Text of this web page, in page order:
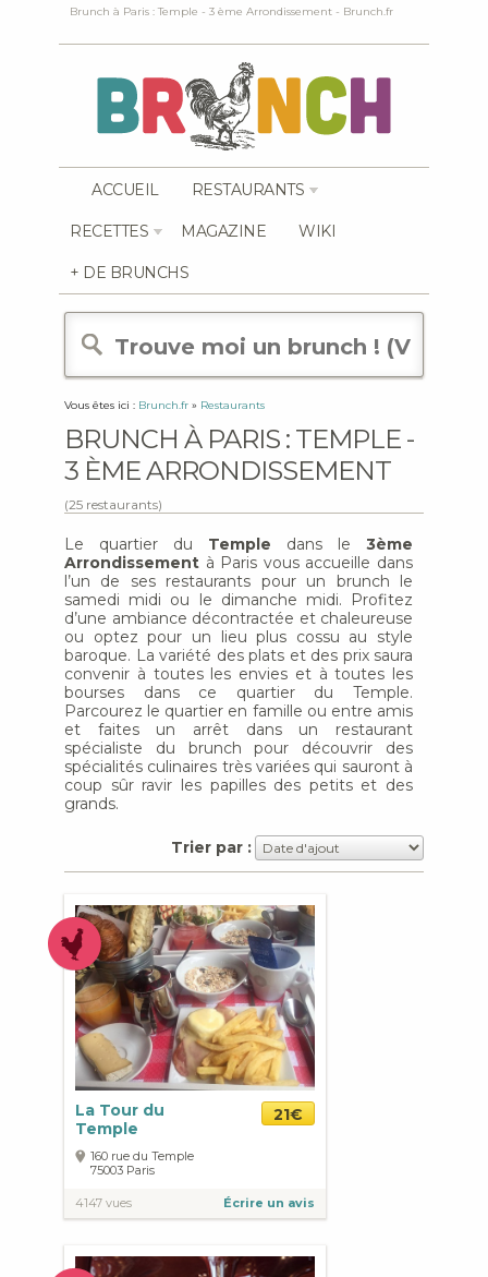
Brunch à Paris : Temple - 3 ème Arrondissement - Brunch.fr
ACCUEIL RESTAURANTS
RECETTES MAGAZINE WIKI
+ DE BRUNCHS
Vous êtes ici : Brunch.fr » Restaurants
BRUNCH À PARIS : TEMPLE -
3 ÈME ARRONDISSEMENT
(25 restaurants)
Le quartier du Temple dans le 3ème
Arrondissement à Paris vous accueille dans
l’un de ses restaurants pour un brunch le
samedi midi ou le dimanche midi. Profitez
d’une ambiance décontractée et chaleureuse
ou optez pour un lieu plus cossu au style
baroque. La variété des plats et des prix saura
convenir à toutes les envies et à toutes les
bourses dans ce quartier du Temple.
Parcourez le quartier en famille ou entre amis
et faites un arrêt dans un restaurant
spécialiste du brunch pour découvrir des
spécialités culinaires très variées qui sauront à
coup sûr ravir les papilles des petits et des
grands.
Trier par :
La Tour du
Temple
21€
160 rue du Temple
75003 Paris
4147 vues Écrire un avis